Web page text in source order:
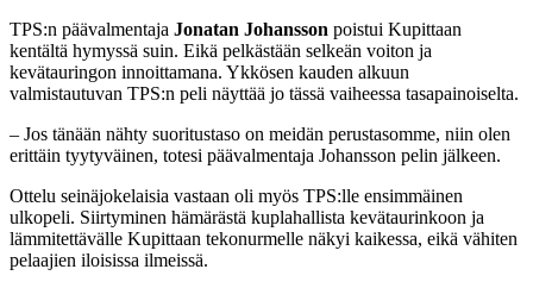
TPS:n päävalmentaja Jonatan Johansson poistui Kupittaan
kentältä hymyssä suin. Eikä pelkästään selkeän voiton ja
kevätauringon innoittamana. Ykkösen kauden alkuun
valmistautuvan TPS:n peli näyttää jo tässä vaiheessa tasapainoiselta.
– Jos tänään nähty suoritustaso on meidän perustasomme, niin olen
erittäin tyytyväinen, totesi päävalmentaja Johansson pelin jälkeen.
Ottelu seinäjokelaisia vastaan oli myös TPS:lle ensimmäinen
ulkopeli. Siirtyminen hämärästä kuplahallista kevätaurinkoon ja
lämmitettävälle Kupittaan tekonurmelle näkyi kaikessa, eikä vähiten
pelaajien iloisissa ilmeissä.